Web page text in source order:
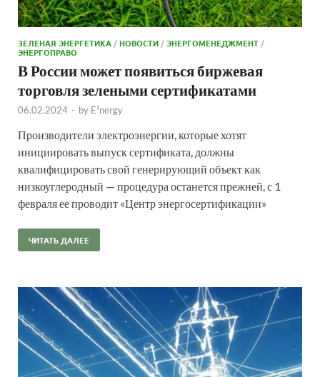
ЗЕЛЕНАЯ ЭНЕРГЕТИКА /НОВОСТИ /ЭНЕРГОМЕНЕДЖМЕНТ /
ЭНЕРГОПРАВО
В России может появиться биржевая
торговля зелеными сертификатами
06.02.2024 - by E²nergy
Производители электроэнергии, которые хотят
инициировать выпуск сертификата, должны
квалифицировать свой генерирующий объект как
низкоуглеродный — процедура останется прежней, с 1
февраля ее проводит «Центр энергосертификации»
ЧИТАТЬ ДАЛЕЕ